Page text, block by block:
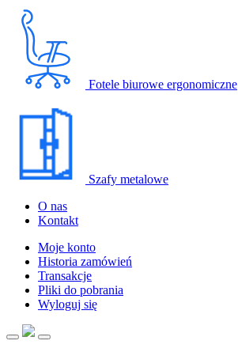
Fotele biurowe ergonomiczne
Szafy metalowe
O nas
Kontakt
Moje konto
Historia zamówień
Transakcje
Pliki do pobrania
Wyloguj się